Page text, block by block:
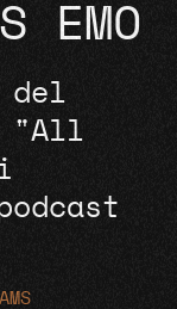
EMO
del
"All